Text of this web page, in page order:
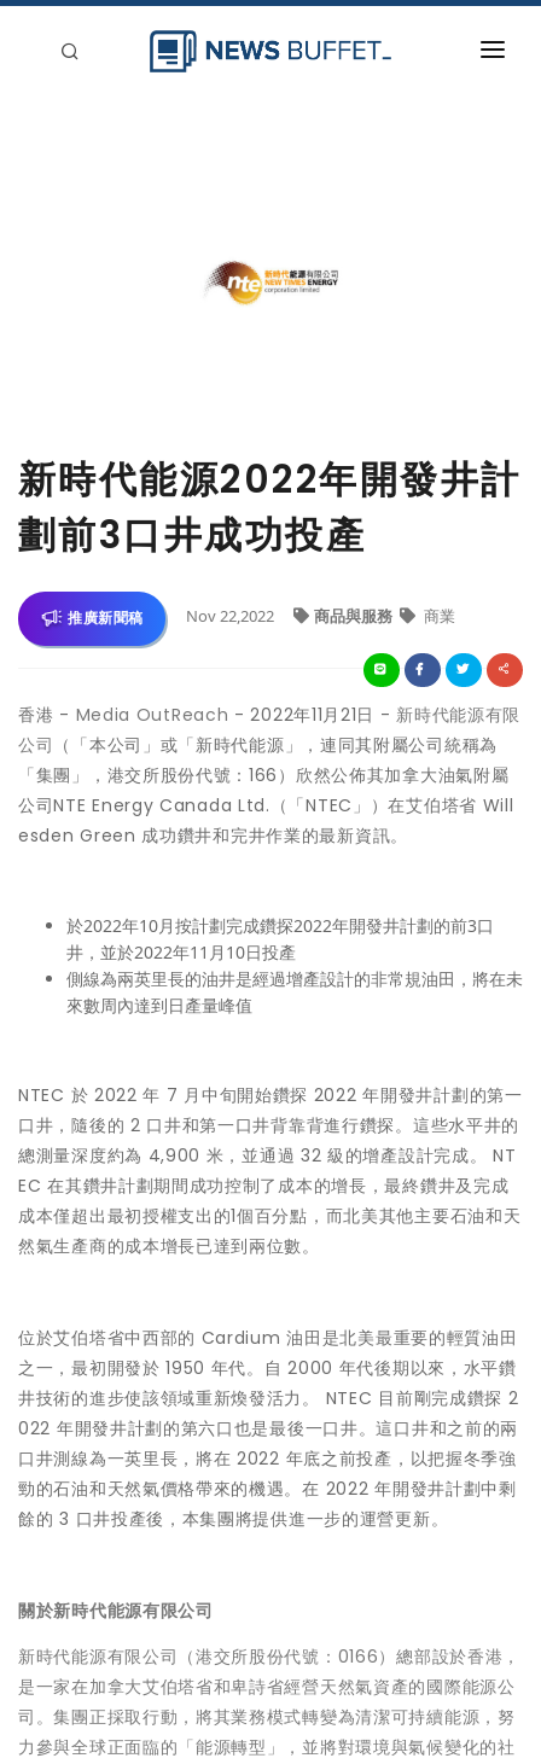
新時代能源2022年開發井計
劃前3口井成功投產
推廣新聞稿 Nov 22,2022 商品與服務 商業
香港 - Media OutReach - 2022年11月21日 -新時代能源有限
公司 （「本公司」或「新時代能源」，連同其附屬公司統稱為
「集團」，港交所股份代號：166）欣然公佈其加拿大油氣附屬
公司NTE Energy Canada Ltd.（「NTEC」）在艾伯塔省 Will
esden Green 成功鑽井和完井作業的最新資訊。
於2022年10月按計劃完成鑽探2022年開發井計劃的前3口
井，並於2022年11月10日投產
側線為兩英里長的油井是經過增產設計的非常規油田，將在未
來數周內達到日產量峰值
NTEC 於 2022 年 7 月中旬開始鑽探 2022 年開發井計劃的第一
口井，隨後的 2 口井和第一口井背靠背進行鑽探。這些水平井的
總測量深度約為 4,900 米，並通過 32 級的增產設計完成。 NT
EC 在其鑽井計劃期間成功控制了成本的增長，最終鑽井及完成
成本僅超出最初授權支出的1個百分點，而北美其他主要石油和天
然氣生產商的成本增長已達到兩位數。
位於艾伯塔省中西部的 Cardium 油田是北美最重要的輕質油田
之一，最初開發於 1950 年代。自 2000 年代後期以來，水平鑽
井技術的進步使該領域重新煥發活力。 NTEC 目前剛完成鑽探 2
022 年開發井計劃的第六口也是最後一口井。這口井和之前的兩
口井測線為一英里長，將在 2022 年底之前投產，以把握冬季強
勁的石油和天然氣價格帶來的機遇。在 2022 年開發井計劃中剩
餘的 3 口井投產後，本集團將提供進一步的運營更新。
關於新時代能源有限公司
新時代能源有限公司（港交所股份代號：0166）總部設於香港，
是一家在加拿大艾伯塔省和卑詩省經營天然氣資產的國際能源公
司。集團正採取行動，將其業務模式轉變為清潔可持續能源，努
力參與全球正面臨的「能源轉型」，並將對環境與氣候變化的社